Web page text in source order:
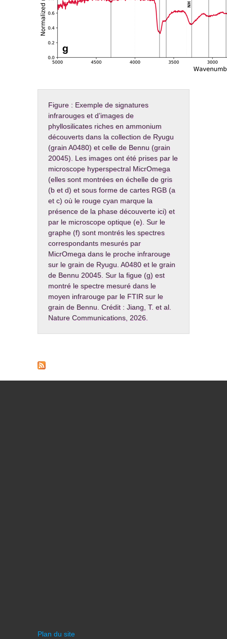
Figure : Exemple de signatures
infrarouges et d’images de
phyllosilicates riches en ammonium
découverts dans la collection de Ryugu
(grain A0480) et celle de Bennu (grain
20045). Les images ont été prises par le
microscope hyperspectral MicrOmega
(elles sont montrées en échelle de gris
(b et d) et sous forme de cartes RGB (a
et c) où le rouge cyan marque la
présence de la phase découverte ici) et
par le microscope optique (e). Sur le
graphe (f) sont montrés les spectres
correspondants mesurés par
MicrOmega dans le proche infrarouge
sur le grain de Ryugu. A0480 et le grain
de Bennu 20045. Sur la figue (g) est
montré le spectre mesuré dans le
moyen infrarouge par le FTIR sur le
grain de Bennu. Crédit : Jiang, T. et al.
Nature Communications, 2026.
Plan du site